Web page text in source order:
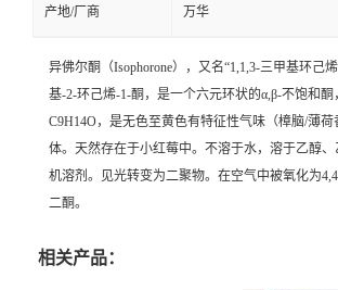
产地/厂商 万华
异佛尔酮（Isophorone），又名“1,1,3-三甲基环己
基-2-环己烯-1-酮，是一个六元环状的α,β-不饱和酮
C9H14O，是无色至黄色有特征性气味（樟脑/薄荷
体。天然存在于小红莓中。不溶于水，溶于乙醇
机溶剂。见光转变为二聚物。在空气中被氧化为
二酮。
相关产品：